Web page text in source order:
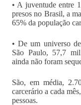
• A juventude entre
presos no Brasil, a
65% da população
• De um universo
São Paulo, 57,7
ainda não foram
São, em média,
carcerário a cada
pessoas.